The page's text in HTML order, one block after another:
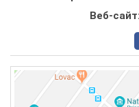
Веб-сайт: